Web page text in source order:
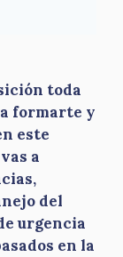
toda
formarte y
este
a
del
urgencia
en la